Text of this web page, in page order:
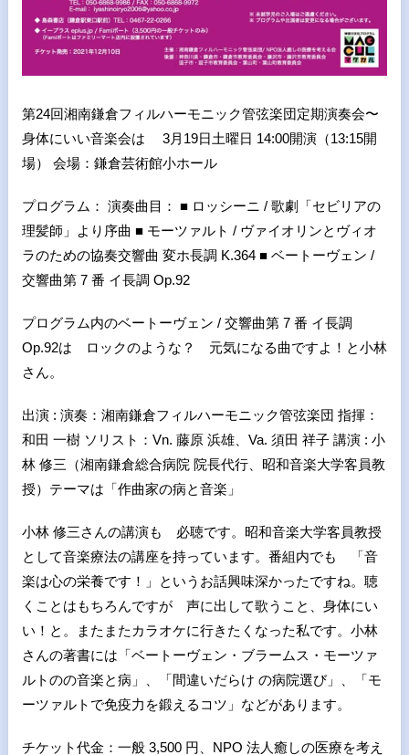
第24回湘南鎌倉フィルハーモニック管弦楽団定期演奏会〜
⾝体にいい⾳楽会は 3⽉19⽇⼟曜⽇ 14:00開演（13:15開
場） 会場：鎌倉芸術館⼩ホール
プログラム： 演奏曲⽬： ■ ロッシーニ / 歌劇「セビリアの
理髪師」より序曲 ■ モーツァルト / ヴァイオリンとヴィオ
ラのための協奏交響曲 変ホ⻑調 K.364 ■ ベートーヴェン /
交響曲第 7 番 イ⻑調 Op.92
プログラム内のベートーヴェン / 交響曲第 7 番 イ⻑調
Op.92は ロックのような？ 元気になる曲ですよ！と小林
さん。
出演 : 演奏：湘南鎌倉フィルハーモニック管弦楽団 指揮：
和田 一樹 ソリスト：Vn. 藤原 浜雄、Va. 須田 祥子 講演 : 小
林 修三（湘南鎌倉総合病院 院長代行、昭和音楽大学客員教
授）テーマは「作曲家の病と音楽」
⼩林 修三さんの講演も 必聴です。昭和⾳楽⼤学客員教授
として音楽療法の講座を持っています。番組内でも 「音
楽は心の栄養です！」というお話興味深かったですね。聴
くことはもちろんですが 声に出して歌うこと、身体にい
い！と。またまたカラオケに行きたくなった私です。小林
さんの著書には「ベートーヴェン・ブラームス・モーツァ
ルトのの⾳楽と病」、「間違いだらけ の病院選び」、「モ
ーツァルトで免疫⼒を鍛えるコツ」などがあります。
チケット代⾦：⼀般 3,500 円、NPO 法⼈癒しの医療を考え